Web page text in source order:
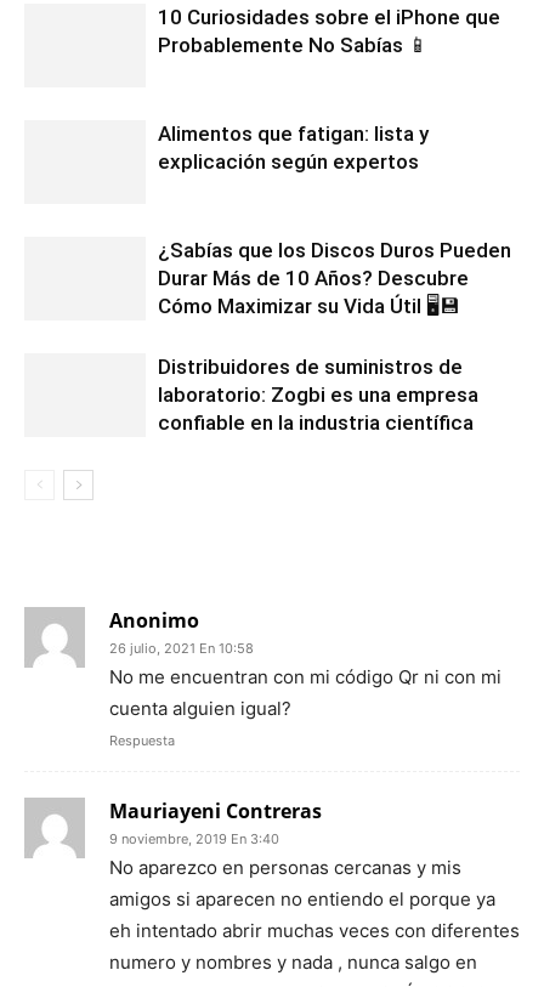
10 Curiosidades sobre el iPhone que
Probablemente No Sabías 📱
Alimentos que fatigan: lista y
explicación según expertos
¿Sabías que los Discos Duros Pueden
Durar Más de 10 Años? Descubre
Cómo Maximizar su Vida Útil 🖥️💾
Distribuidores de suministros de
laboratorio: Zogbi es una empresa
confiable en la industria científica
Anonimo
26 julio, 2021 En 10:58
No me encuentran con mi código Qr ni con mi
cuenta alguien igual?
Respuesta
Mauriayeni Contreras
9 noviembre, 2019 En 3:40
No aparezco en personas cercanas y mis
amigos si aparecen no entiendo el porque ya
eh intentado abrir muchas veces con diferentes
numero y nombres y nada , nunca salgo en